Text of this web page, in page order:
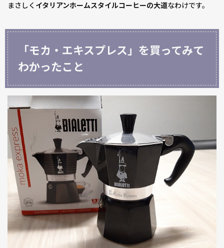
まさしく イタリアンホームスタイルコーヒーの大道なわけです。
「モカ・エキスプレス」を買ってみて
わかったこと